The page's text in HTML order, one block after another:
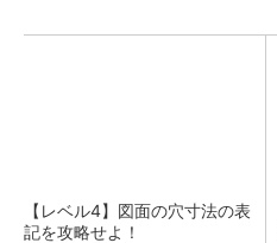
【レベル4】図面の穴寸法の表
記を攻略せよ！